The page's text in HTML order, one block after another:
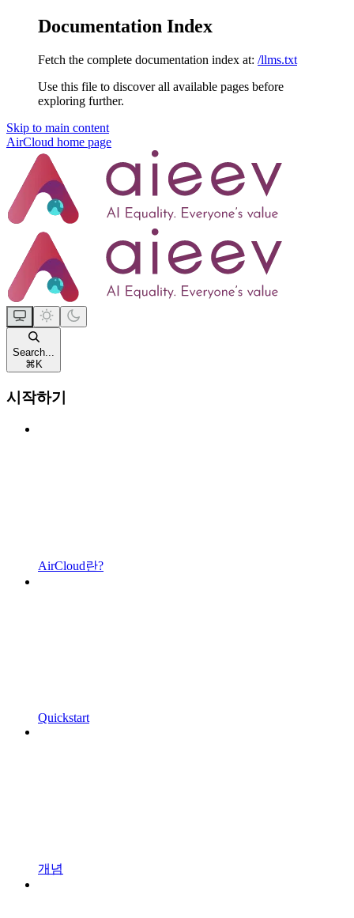
Documentation Index
Fetch the complete documentation index at: /llms.txt
Use this file to discover all available pages before
exploring further.
Skip to main content
AirCloud home page
Search...
⌘ K
시작하기
AirCloud란?
Quickstart
개념